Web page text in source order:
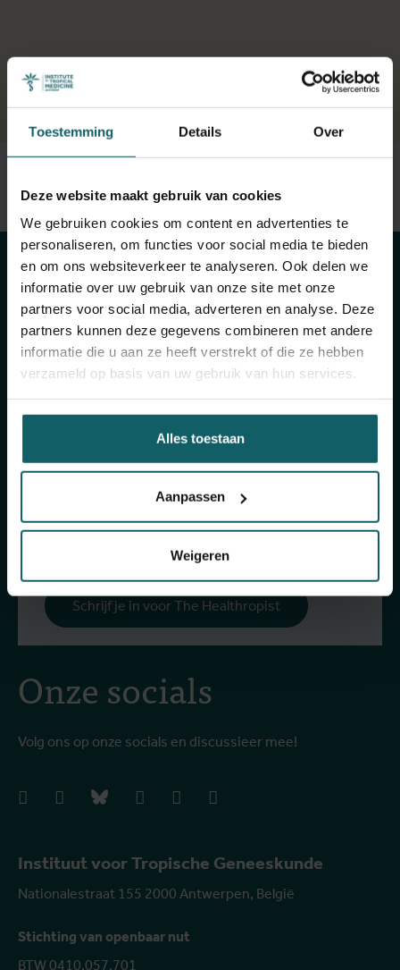
Toestemming Details Over
Deze website maakt gebruik van cookies
We gebruiken cookies om content en advertenties te
personaliseren, om functies voor social media te bieden
en om ons websiteverkeer te analyseren. Ook delen we
informatie over uw gebruik van onze site met onze
partners voor social media, adverteren en analyse. Deze
partners kunnen deze gegevens combineren met andere
informatie die u aan ze heeft verstrekt of die ze hebben
verzameld op basis van uw gebruik van hun services.
Alles toestaan
Aanpassen
Weigeren
Selecteer een tabblad
View full fingerprint
Bekijk volledige lijst met projecten
Instituut voor Tropische Geneeskunde
Nationalestraat 155 2000 Antwerpen, België
Stichting van openbaar nut
BTW 0410.057.701
Onze socials
Volg ons op onze socials en discussieer mee!
facebookinstagrambluesky linkedIn youtube
Blijf op de hoogte
van onze
activiteiten
Schrijf je in voor onze algemene nieuwsbrief en
The Healthropist, onze nieuwsbrief
fondsenwerving, om (twee)maandelijkse updates
te ontvangen over ons onderzoek, projecten,
inzichten, aankomende evenementen,
opleidingen, en nog veel meer!
Schrijf je in voor onze algemene
nieuwsbrief
Schrijf je in voor The Healthropist